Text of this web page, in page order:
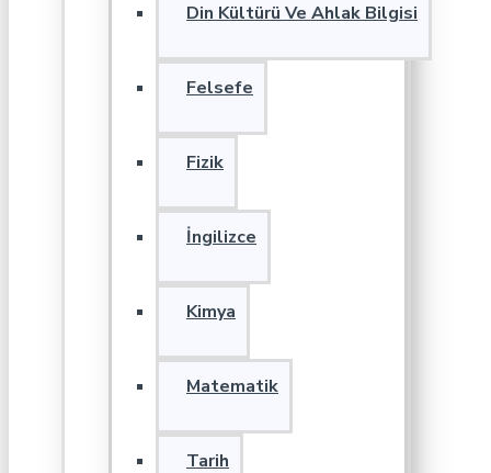
Din Kültürü Ve Ahlak Bilgisi
Felsefe
Fizik
İngilizce
Kimya
Matematik
Tarih